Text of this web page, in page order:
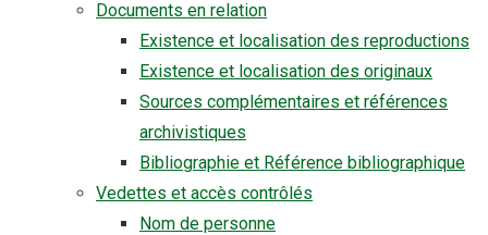
Documents en relation
Existence et localisation des reproductions
Existence et localisation des originaux
Sources complémentaires et références
archivistiques
Bibliographie et Référence bibliographique
Vedettes et accès contrôlés
Nom de personne